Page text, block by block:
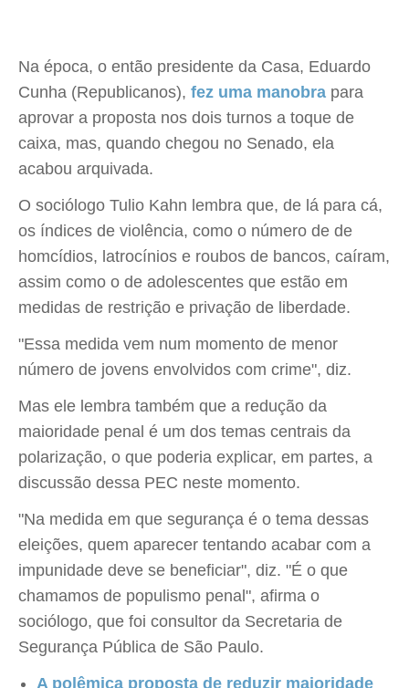
Na época, o então presidente da Casa, Eduardo
Cunha (Republicanos), fez uma manobra para
aprovar a proposta nos dois turnos a toque de
caixa, mas, quando chegou no Senado, ela
acabou arquivada.
O sociólogo Tulio Kahn lembra que, de lá para cá,
os índices de violência, como o número de de
homcídios, latrocínios e roubos de bancos, caíram,
assim como o de adolescentes que estão em
medidas de restrição e privação de liberdade.
"Essa medida vem num momento de menor
número de jovens envolvidos com crime", diz.
Mas ele lembra também que a redução da
maioridade penal é um dos temas centrais da
polarização, o que poderia explicar, em partes, a
discussão dessa PEC neste momento.
"Na medida em que segurança é o tema dessas
eleições, quem aparecer tentando acabar com a
impunidade deve se beneficiar", diz. "É o que
chamamos de populismo penal", afirma o
sociólogo, que foi consultor da Secretaria de
Segurança Pública de São Paulo.
A polêmica proposta de reduzir maioridade